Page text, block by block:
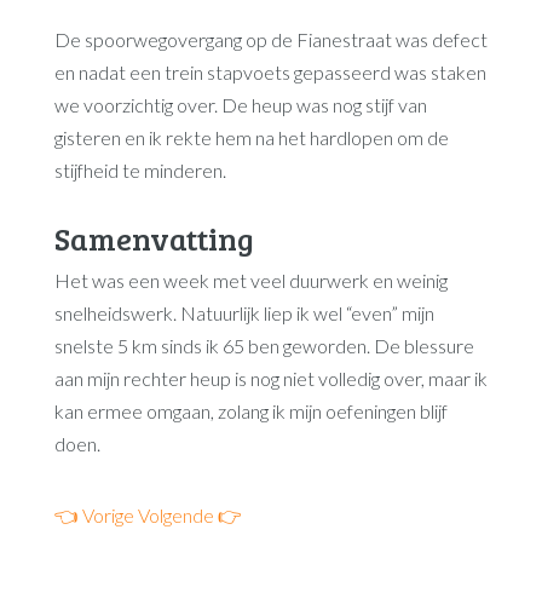
De spoorwegovergang op de Fianestraat was defect
en nadat een trein stapvoets gepasseerd was staken
we voorzichtig over. De heup was nog stijf van
gisteren en ik rekte hem na het hardlopen om de
stijfheid te minderen.
Samenvatting
Het was een week met veel duurwerk en weinig
snelheidswerk. Natuurlijk liep ik wel “even” mijn
snelste 5 km sinds ik 65 ben geworden. De blessure
aan mijn rechter heup is nog niet volledig over, maar ik
kan ermee omgaan, zolang ik mijn oefeningen blijf
doen.
👈 Vorige Volgende 👉